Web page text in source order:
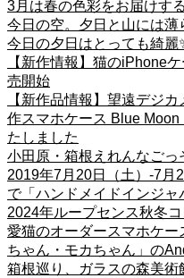
3月は春の色彩をお届けす
今日の空。夕日と山には薄
今日の夕日はとっても綺麗
【新作情報】猫のiPhone
売開始
【新作品情報】望遠デジ
作スマホケース Blue
たしました
小田原・箱根えれんなご
2019年7月20日（土）-7月
で「ハンドメイドインジ
2024年ループセンス秋冬
愛猫のオーダースマホケ
ちゃん・モカちゃん」の
箱根巡り、ガラスの森美術